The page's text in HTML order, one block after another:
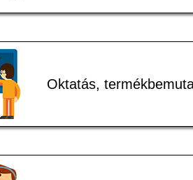
Oktatás,